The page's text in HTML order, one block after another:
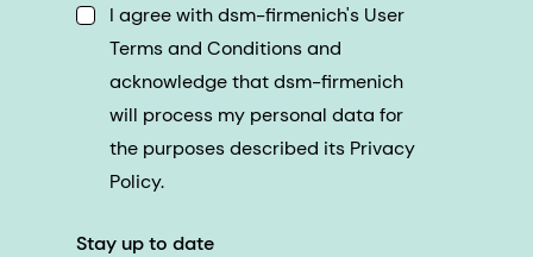
I agree with dsm-firmenich's User
Terms and Conditions and
acknowledge that dsm-firmenich
will process my personal data for
the purposes described its Privacy
Policy.
Stay up to date